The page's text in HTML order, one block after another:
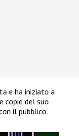
e ha iniziato a
copie del suo
il pubblico.